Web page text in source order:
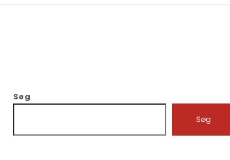
Søg
Søg